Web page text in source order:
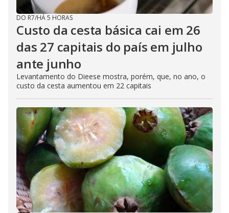
DO R7/HÁ 5 HORAS
Custo da cesta básica cai em 26
das 27 capitais do país em julho
ante junho
Levantamento do Dieese mostra, porém, que, no ano, o
custo da cesta aumentou em 22 capitais